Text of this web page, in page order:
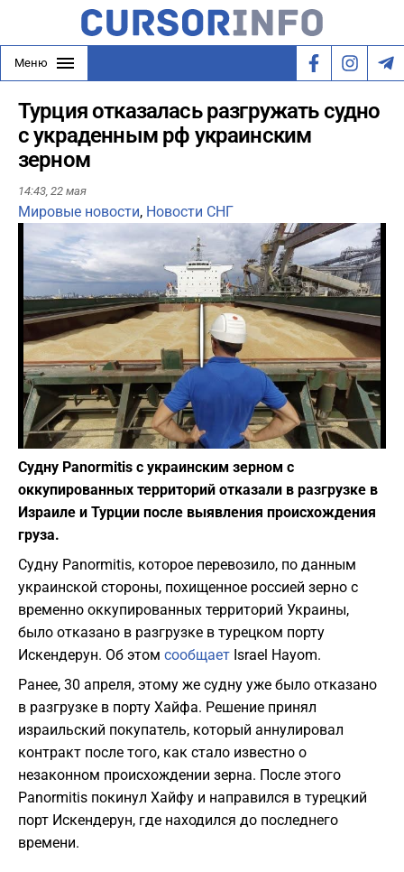
Меню
Турция отказалась разгружать судно
с украденным рф украинским
зерном
14:43, 22 мая
Мировые новости, Новости СНГ
Play
Фото: посольство Украины в Израиле
Судну Panormitis с украинским зерном с
оккупированных территорий отказали в разгрузке в
Израиле и Турции после выявления происхождения
груза.
Судну Panormitis, которое перевозило, по данным
украинской стороны, похищенное россией зерно с
временно оккупированных территорий Украины,
было отказано в разгрузке в турецком порту
Искендерун. Об этом сообщает Israel Hayom.
Ранее, 30 апреля, этому же судну уже было отказано
в разгрузке в порту Хайфа. Решение принял
израильский покупатель, который аннулировал
контракт после того, как стало известно о
незаконном происхождении зерна. После этого
Panormitis покинул Хайфу и направился в турецкий
порт Искендерун, где находился до последнего
времени.